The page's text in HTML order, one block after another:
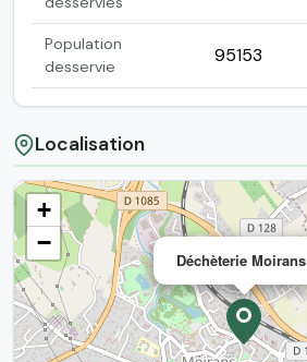
Population
desservie
95153
Localisation
Déchèterie Moirans
+
−